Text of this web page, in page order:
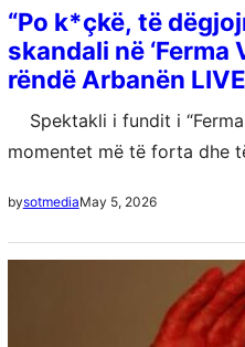
“Po k*çkë, të
skandali në ‘Ferma
rëndë Arbanën LIVE
Spektakli i fundit i “Ferma
momentet më të forta dhe
bysotmediaMay 5, 2026